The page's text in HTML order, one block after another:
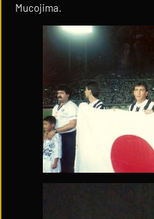
Mucojima.